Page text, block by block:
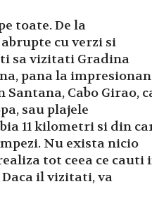
toate. De la
cu verzi si
sa vizitati Gradina
pana la
Cabo Girao,
sau plajele
11 kilometri si din
Nu exista nicio
tot ceea ce cauti
il vizitati, va